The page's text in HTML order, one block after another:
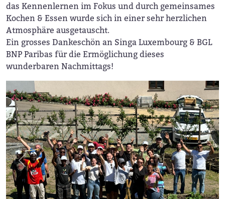
das Kennenlernen im Fokus und durch gemeinsames
Kochen & Essen wurde sich in einer sehr herzlichen
Atmosphäre ausgetauscht.
Ein grosses Dankeschön an Singa Luxembourg & BGL
BNP Paribas für die Ermöglichung dieses
wunderbaren Nachmittags!
Previous Next